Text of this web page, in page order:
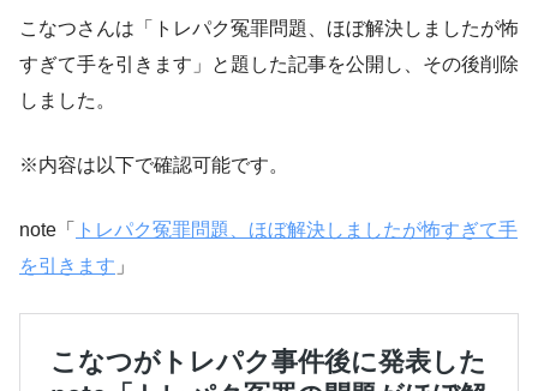
こなつさんは「トレパク冤罪問題、ほぼ解決しましたが怖
すぎて手を引きます」と題した記事を公開し、その後削除
しました。
※内容は以下で確認可能です。
note「
トレパク冤罪問題、ほぼ解決しましたが怖すぎて手
を引きます 」